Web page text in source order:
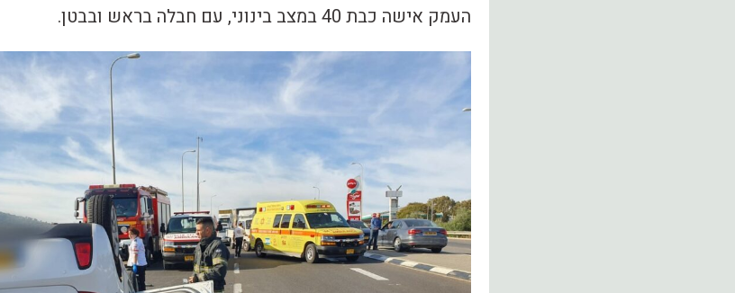
העמק אישה כבת 40 במצב בינוני, עם חבלה בראש ובבטן.